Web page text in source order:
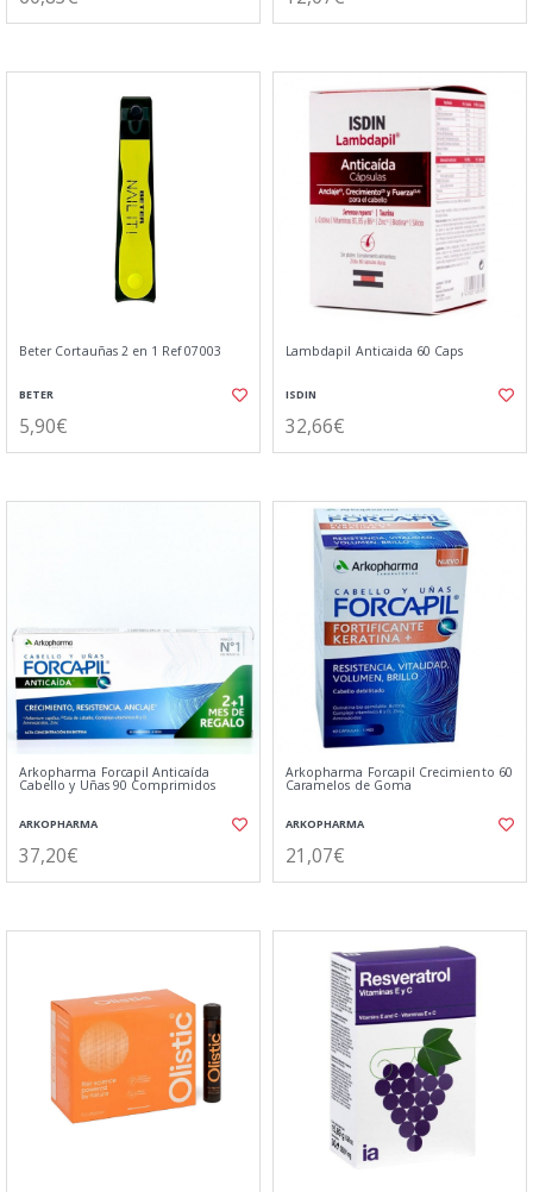
Beter Cortauñas 2 en 1 Ref 07003
BETER
5,90€
Lambdapil Anticaida 60 Caps
ISDIN
32,66€
Arkopharma Forcapil Anticaída
Cabello y Uñas 90 Comprimidos
ARKOPHARMA
37,20€
Arkopharma Forcapil Crecimiento 60
Caramelos de Goma
ARKOPHARMA
21,07€